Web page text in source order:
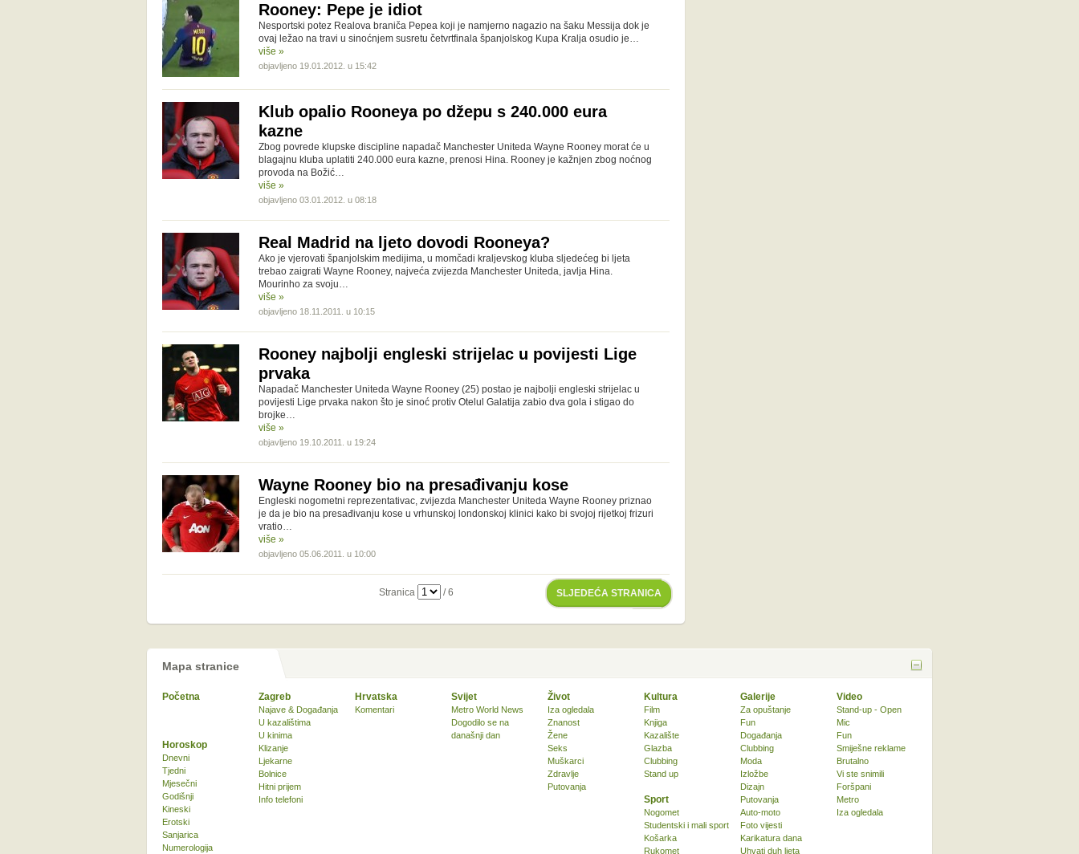
Rooney: Pepe je idiot
Nesportski potez Realova braniča Pepea koji je namjerno nagazio na šaku Messija dok je
ovaj ležao na travi u sinoćnjem susretu četvrtfinala španjolskog Kupa Kralja osudio je…
više »
objavljeno 19.01.2012. u 15:42
Klub opalio Rooneya po džepu s 240.000 eura
kazne
Zbog povrede klupske discipline napadač Manchester Uniteda Wayne Rooney morat će u
blagajnu kluba uplatiti 240.000 eura kazne, prenosi Hina. Rooney je kažnjen zbog noćnog
provoda na Božić…
više »
objavljeno 03.01.2012. u 08:18
Real Madrid na ljeto dovodi Rooneya?
Ako je vjerovati španjolskim medijima, u momčadi kraljevskog kluba sljedećeg bi ljeta
trebao zaigrati Wayne Rooney, najveća zvijezda Manchester Uniteda, javlja Hina.
Mourinho za svoju…
više »
objavljeno 18.11.2011. u 10:15
Rooney najbolji engleski strijelac u povijesti Lige
prvaka
Napadač Manchester Uniteda Wayne Rooney (25) postao je najbolji engleski strijelac u
povijesti Lige prvaka nakon što je sinoć protiv Otelul Galatija zabio dva gola i stigao do
brojke…
više »
objavljeno 19.10.2011. u 19:24
Wayne Rooney bio na presađivanju kose
Engleski nogometni reprezentativac, zvijezda Manchester Uniteda Wayne Rooney priznao
je da je bio na presađivanju kose u vrhunskoj londonskoj klinici kako bi svojoj rijetkoj frizuri
vratio…
više »
objavljeno 05.06.2011. u 10:00
SLJEDEĆA STRANICA
Stranica / 6
Mapa stranice
Početna Zagreb
Najave & Događanja
U kazalištima
U kinima
Klizanje
Ljekarne
Bolnice
Hitni prijem
Info telefoni
Hrvatska
Komentari
Svijet
Metro World News
Dogodilo se na
današnji dan
Život
Iza ogledala
Znanost
Žene
Seks
Muškarci
Zdravlje
Putovanja
Kultura
Film
Knjiga
Kazalište
Glazba
Clubbing
Stand up
Sport
Nogomet
Studentski i mali sport
Košarka
Rukomet
Horoskop
Dnevni
Tjedni
Mjesečni
Godišnji
Kineski
Erotski
Sanjarica
Numerologija
Galerije
Za opuštanje
Fun
Događanja
Clubbing
Moda
Izložbe
Dizajn
Putovanja
Auto-moto
Foto vijesti
Karikatura dana
Uhvati duh ljeta
Video
Stand-up - Open
Mic
Fun
Smiješne reklame
Brutalno
Vi ste snimili
Foršpani
Metro
Iza ogledala